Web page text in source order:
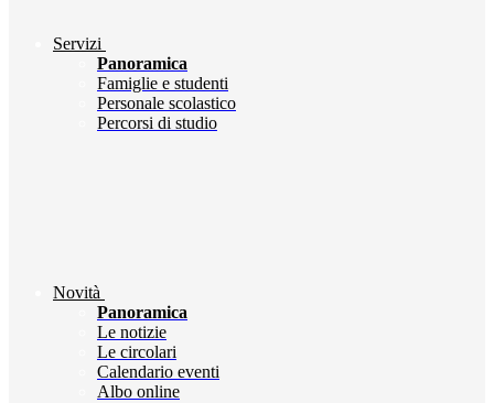
Servizi
Panoramica
Famiglie e studenti
Personale scolastico
Percorsi di studio
Novità
Panoramica
Le notizie
Le circolari
Calendario eventi
Albo online